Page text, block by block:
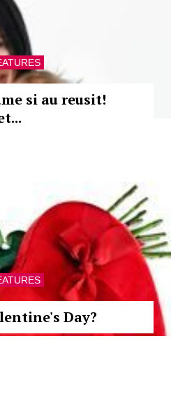
si au reusit!
Day?